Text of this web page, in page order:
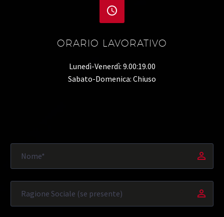


ORARIO LAVORATIVO
Lunedì-Venerdì: 9.00:19.00
Sabato-Domenica: Chiuso